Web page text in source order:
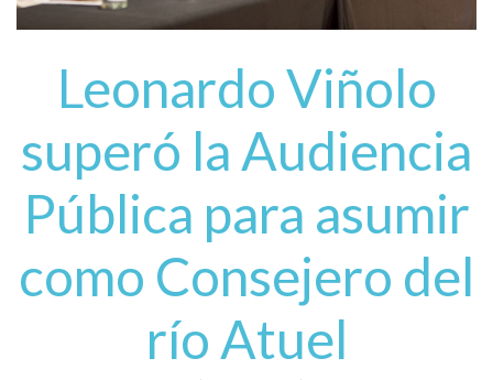
Leonardo Viñolo
superó la Audiencia
Pública para asumir
como Consejero del
río Atuel